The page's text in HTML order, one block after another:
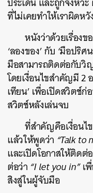
ที่ไม่เคยทำให้เราผิดหวั
หนังว่าด้วยเรื่อง
‘ลองของ’ กับ ‘มือปริ
มือสามารถติดต่อกับ
โดยเงื่อนไขสำคัญมี 2
เทียน’ เพื่อเปิดสวิตช์ก่
สวิตช์หลังเล่นจบ
ที่สำคัญคือเงื่อนไ
แล้วให้พูดว่า “Talk to
และเปิดโอกาสให้ติด
ต่อว่า “I let you in”เ
สิงสู่ในผู้จับมือ